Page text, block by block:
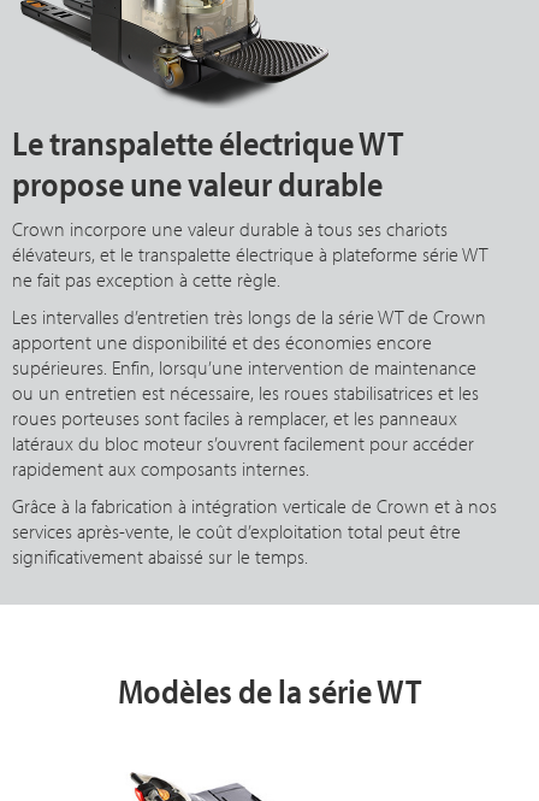
Le transpalette électrique WT
propose une valeur durable
Crown incorpore une valeur durable à tous ses chariots
élévateurs, et le transpalette électrique à plateforme série WT
ne fait pas exception à cette règle.
Les intervalles d’entretien très longs de la série WT de Crown
apportent une disponibilité et des économies encore
supérieures. Enfin, lorsqu’une intervention de maintenance
ou un entretien est nécessaire, les roues stabilisatrices et les
roues porteuses sont faciles à remplacer, et les panneaux
latéraux du bloc moteur s’ouvrent facilement pour accéder
rapidement aux composants internes.
Grâce à la fabrication à intégration verticale de Crown et à nos
services après-vente, le coût d’exploitation total peut être
significativement abaissé sur le temps.
Modèles de la série WT